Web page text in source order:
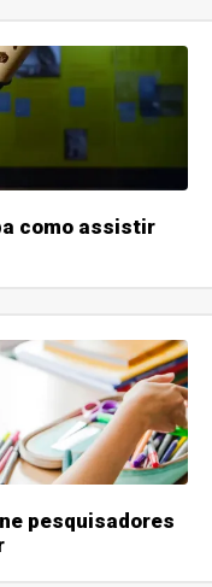
como assistir
pesquisadores